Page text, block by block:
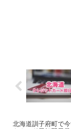
北海道訓子府町で